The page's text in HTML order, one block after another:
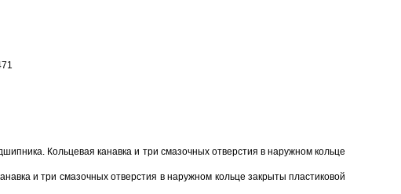
Кольцевая канавка и три смазочных отверстия в наружном кольце
и три смазочных отверстия в наружном кольце закрыты пластиковой